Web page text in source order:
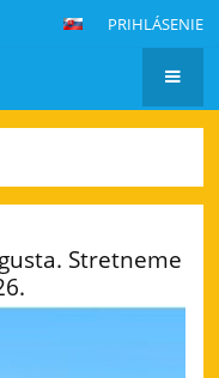
PRIHLÁSENIE
Stretneme